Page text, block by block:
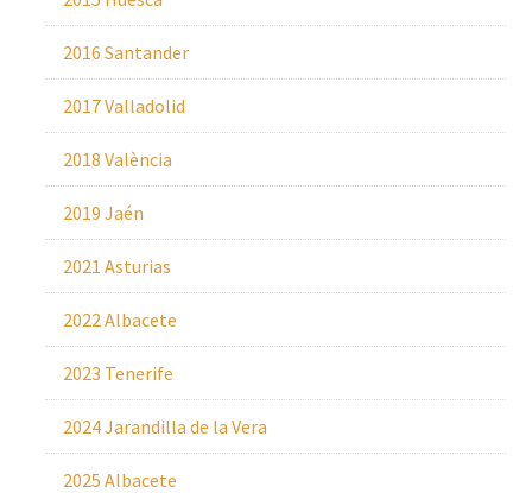
2016 Santander
2017 Valladolid
2018 València
2019 Jaén
2021 Asturias
2022 Albacete
2023 Tenerife
2024 Jarandilla de la Vera
2025 Albacete